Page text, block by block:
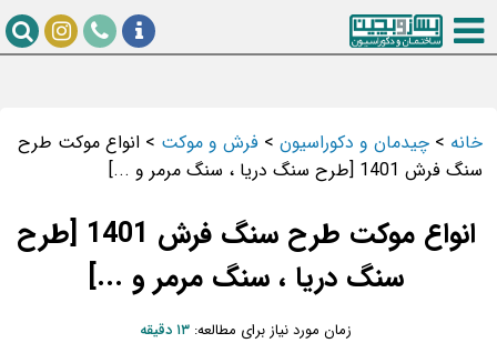
خانه>چیدمان و دکوراسیون>فرش و موکت>انواع موکت طرح
سنگ فرش 1401 [طرح سنگ دریا ، سنگ مرمر و ...]
انواع موکت طرح سنگ فرش 1401 [طرح
سنگ دریا ، سنگ مرمر و ...]
زمان مورد نیاز برای مطالعه:۱۳ دقیقه